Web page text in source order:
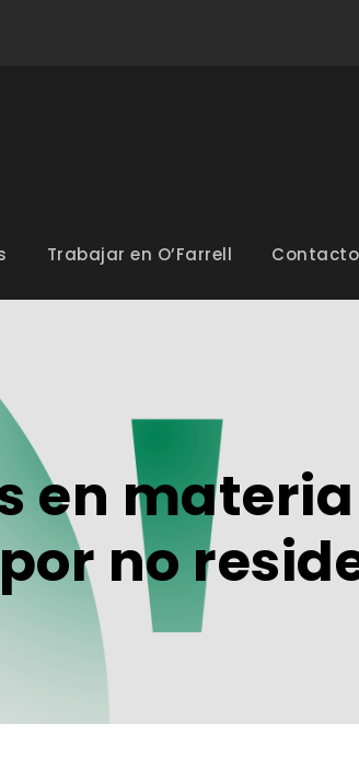
Trabajar en O’Farrell Contacto
en
no